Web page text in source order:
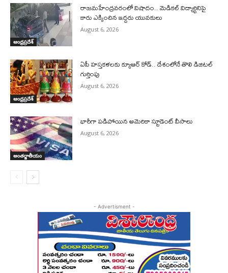
ఆంధ్రప్రదేశ్
రాజమహేంద్రవరంలో విషాదం.. మెడికల్ విద్యార్థినిపై
కారు ఎక్కించిన ఇద్దరు యువకులు
August 6, 2026
ఆంధ్రప్రదేశ్
ఏపీ హస్తకళలకు క్యూఆర్ కోడ్.. దేశంలోనే తొలి డిజిటల్
గుర్తింపు
August 6, 2026
అంతర్జాతీయం
భారీగా పడిపోయిన అమెరికా స్టూడెంట్ వీసాలు
August 6, 2026
- Advertisment -